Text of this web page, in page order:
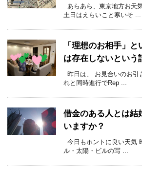
あらあら、東京地方お天
土日はえらいこと寒いそ ...
「理想のお相手」
は存在しないという
昨日は、 お見合いのお引
れと同時進行でRep ...
借金のある人とは結
いますか？
今日もホントに良い天気
ル・太陽・ビルの写 ...